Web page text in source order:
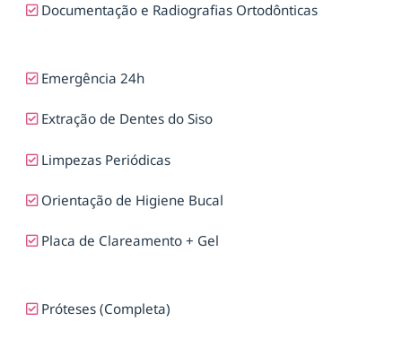
Documentação e Radiografias Ortodônticas
Emergência 24h
Extração de Dentes do Siso
Limpezas Periódicas
Orientação de Higiene Bucal
Placa de Clareamento + Gel
Próteses (Completa)